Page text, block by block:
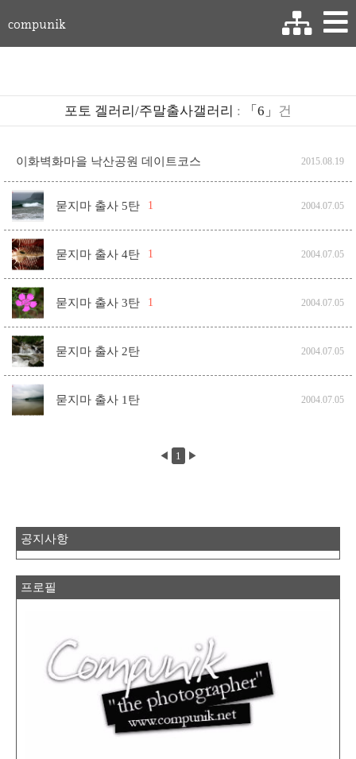
compunik
포토 겔러리/주말출사갤러리 : 「6」 건
이화벽화마을 낙산공원 데이트코스 2015.08.19
묻지마 출사 5탄 1 2004.07.05
묻지마 출사 4탄 1 2004.07.05
묻지마 출사 3탄 1 2004.07.05
묻지마 출사 2탄 2004.07.05
묻지마 출사 1탄 2004.07.05
◀ 1 ▶
공지사항
프로필